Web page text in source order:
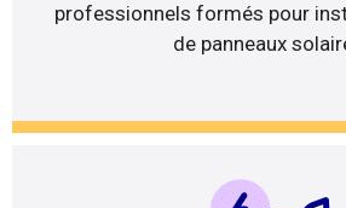
professionnels formés pour
de panneaux